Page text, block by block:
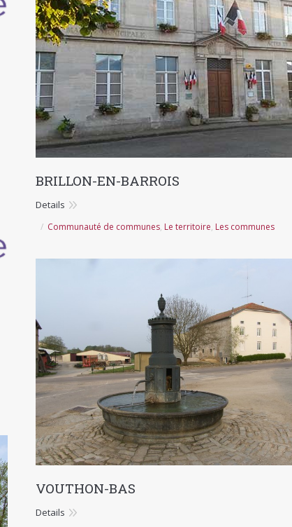
BRILLON-EN-BARROIS
Details
Communauté de communes, Le territoire, Les communes
VOUTHON-BAS
Details